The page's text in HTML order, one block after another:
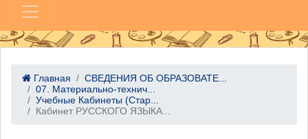
Главная
СВЕДЕНИЯ ОБ ОБРАЗОВАТЕ...
07. Материально-технич...
Учебные Кабинеты (Стар...
Кабинет РУССКОГО ЯЗЫКА...